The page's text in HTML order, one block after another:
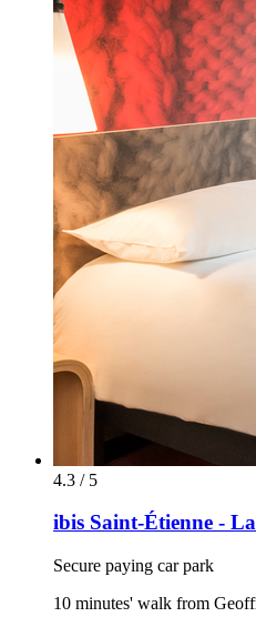
4.3 / 5
ibis Saint-Étienne -
Secure paying car park
10 minutes' walk from